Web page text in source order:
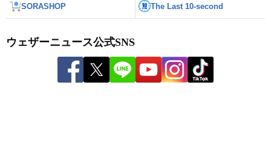
SORASHOP The Last 10-second
ウェザーニュース公式SNS